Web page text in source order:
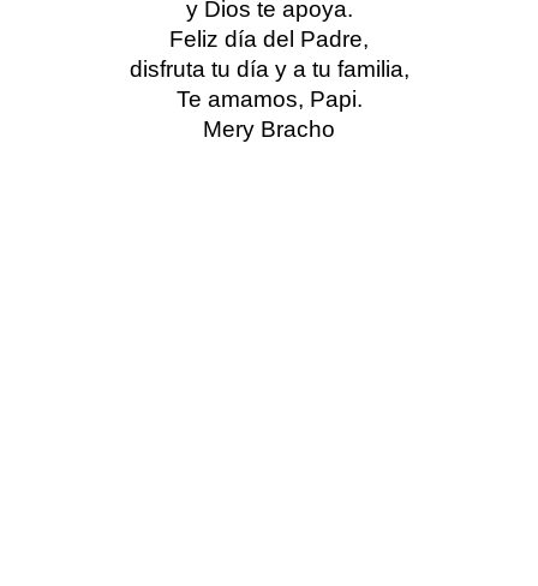
y Dios te apoya.
Feliz día del Padre,
disfruta tu día y a tu familia,
Te amamos, Papi.
Mery Bracho